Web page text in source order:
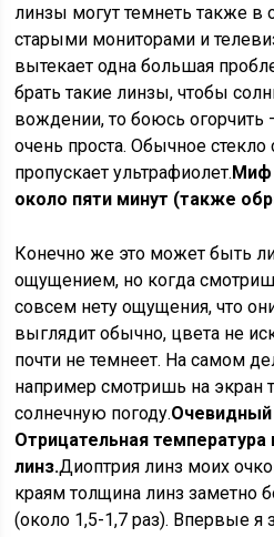
линзы могут темнеть также в
старыми мониторами и
вытекает одна большая
брать такие линзы, чтобы
вождении, то боюсь огорчить
очень проста. Обычное
пропускает ультрафиолет.Миф
около пяти минут (также
Конечно же это может быть
ощущением, но когда
совсем нету ощущения, что
выглядит обычно, цвета не
почти не темнеет. На самом
например смотришь на экран
солнечную погоду.Очевидный
Отрицательная температура
линз.Диоптрия линз моих
краям толщина линз заметно
(около 1,5-1,7 раз). Впервые